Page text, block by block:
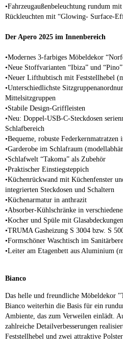
•Fahrzeugaußenbeleuchtung rundum
Rückleuchten mit “Glowing- Surface-
Der Apero 2025 im Innenbereich
•Modernes 3-farbiges Möbeldekor
•Neue Stoffvarianten “Ibiza” und “Pino”
•Neuer Lifthubtisch mit Feststellhebel
•Unterschiedlichste
Mittelsitzgruppen
•Stabile Design-Griffleisten
•Neu: Doppel-USB-C-Steckdosen
Schlafbereich
•Bequeme, robuste
•Garderobe im Schlafraum
•Schlafwelt “Takoma” als Zubehör
•Praktischer Einstiegsteppich
•Küchenrückwand mit Küchenfenster
integrierten Steckdosen und Schaltern
•Küchenarmatur in anthrazit
•Absorber-Kühlschränke in
•Kocher und Spüle mit Glasabdeckungen
•TRUMA Gasheizung S 3004 bzw. S
•Formschöner Waschtisch im
•Leiter am Etagenbett aus Aluminium
Bianco
Das helle und freundliche Möbeldekor
Bianco weiterhin die Basis für ein
Ambiente, das zum Verweilen einlädt.
zahlreiche Detailverbesserungen
Feststellhebel und zwei attraktive